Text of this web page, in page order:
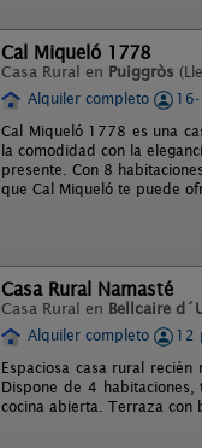
Cal Miqueló 1778
Casa Rural en Puiggròs
Alquiler completo
Cal Miqueló 1778 es una
la comodidad con la
presente. Con 8
que Cal Miqueló te puede
Casa Rural Namasté
Casa Rural en Bellcaire
Alquiler completo
12
Espaciosa casa rural
Dispone de 4
cocina abierta. Terraza con